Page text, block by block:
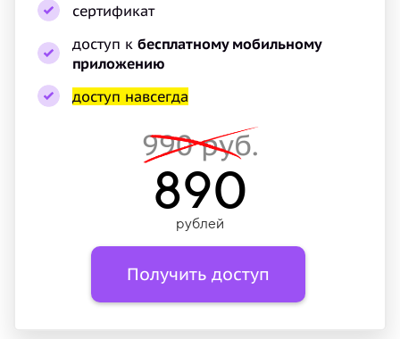
сертификат
доступ к бесплатному мобильному
приложению
доступ навсегда
990 руб.
890
рублей
Получить доступ